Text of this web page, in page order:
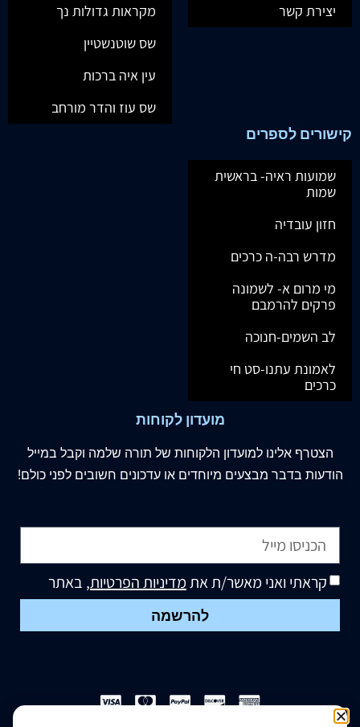
יצירת קשר
מקראות גדולות נך
שס שוטנשטיין
עין איה ברכות
שס עוז והדר מורחב
קישורים לספרים
שמועות ראיה- בראשית
שמות
חזון עובדיה
מדרש רבה-ה כרכים
מי מרום א- לשמונה
פרקים להרמבם
לב השמים-חנוכה
לאמונת עתנו-סט חי
כרכים
מועדון לקוחות
הצטרף אלינו למועדון הלקוחות של תורה שלמה וקבל במייל
הודעות בדבר מבצעים מיוחדים או עדכונים חשובים לפני כולם!
קראתי ואני מאשר/ת אתמדיניות הפרטיות, באתר
להרשמה